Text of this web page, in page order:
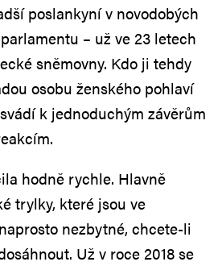
poslankyní v novodobých
– už ve 23 letech
sněmovny. Kdo ji tehdy
osobu ženského pohlaví
k jednoduchým závěrům
hodně rychle. Hlavně
trylky, které jsou ve
nezbytné, chcete-li
Už v roce 2018 se